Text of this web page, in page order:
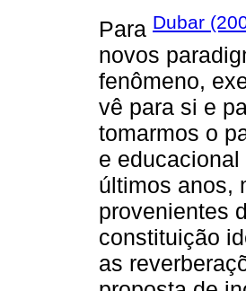
Para Dubar
novos
fenômeno,
vê para si e
tomarmos o
e
últimos anos,
provenientes
constituição
as